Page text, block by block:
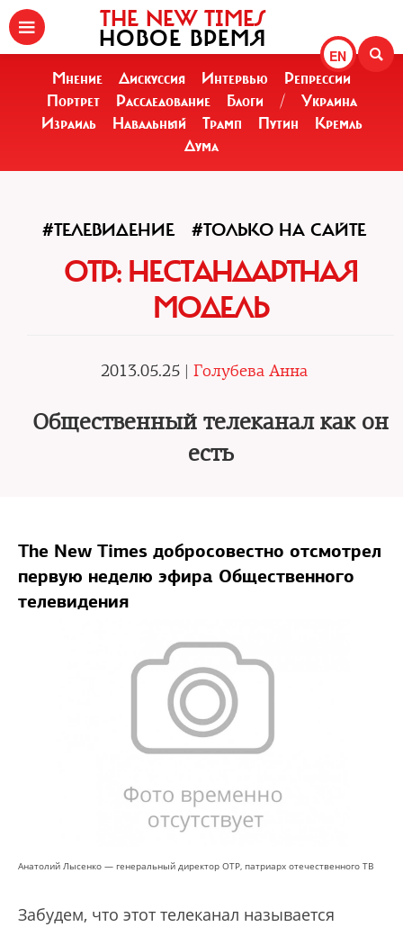
EN
THE NEW TIMES
НОВОЕ ВРЕМЯ
Мнение Дискуссия Интервью
Репрессии
Портрет
Расследование Блоги /
Украина
Израиль
Навальный Трамп Путин
Кремль
Дума
#ТЕЛЕВИДЕНИЕ #ТОЛЬКО НА САЙТЕ
ОТР: НЕСТАНДАРТНАЯ
МОДЕЛЬ
2013.05.25 | Голубева Анна
Общественный телеканал как он
есть
The New Times добросовестно отсмотрел
первую неделю эфира Общественного
телевидения
Анатолий Лысенко — генеральный директор ОТР, патриарх отечественного ТВ
Забудем, что этот телеканал называется